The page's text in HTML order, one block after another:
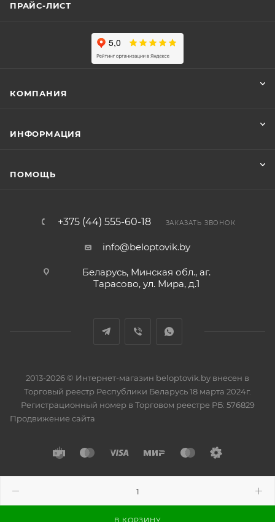
В КОРЗИНУ
ПРАЙС-ЛИСТ
КОМПАНИЯ
ИНФОРМАЦИЯ
ПОМОЩЬ
+375 (44) 555-60-18 ЗАКАЗАТЬ ЗВОНОК
info@beloptovik.by
Беларусь, Минская обл., аг.
Тарасово, ул. Мира, д.1
2013-2026 © Интернет-магазин beloptovik.by внесен в
Торговый реестр Республики Беларусь 18 марта 2024г.
Регистрационный номер в Торговом реестре РБ: 576829
Продвижение сайта
Разработано в